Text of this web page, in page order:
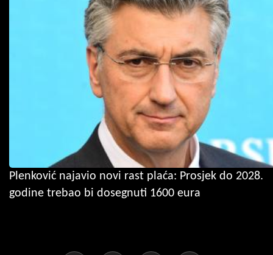
Plenković najavio novi rast plaća: Prosjek do 2028.
godine trebao bi dosegnuti 1600 eura